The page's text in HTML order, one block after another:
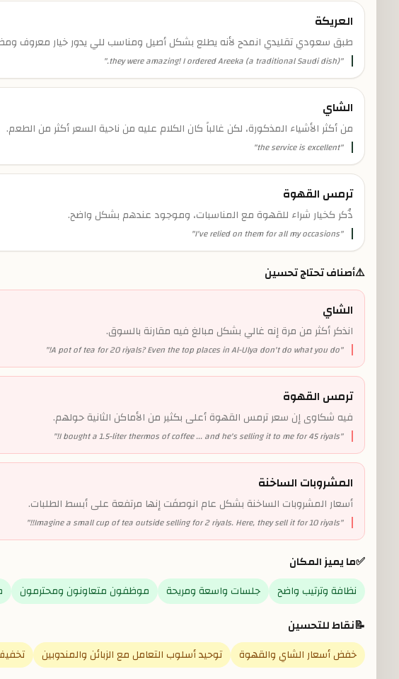
العريكة
طبق سعودي تقليدي انمدح لأنه يطلع بشكل أصيل ومناسب للي يدور خيار معروف
"
they were amazing! I ordered Areeka (a traditional Saudi dish).
"
الشاي
من أكثر الأشياء المذكورة، لكن غالباً كان الكلام عليه من ناحية السعر أكثر من الطعم.
"
the service is excellent
"
ترمس القهوة
ذُكر كخيار شراء للقهوة مع المناسبات، وموجود عندهم بشكل واضح.
"
I've relied on them for all my occasions
"
⚠️أصناف تحتاج تحسين
الشاي
انذكر أكثر من مرة إنه غالي بشكل مبالغ فيه مقارنة بالسوق.
"
A pot of tea for 20 riyals? Even the top places in Al-Ulya don't do what you do!
"
ترمس القهوة
فيه شكاوى إن سعر ترمس القهوة أعلى بكثير من الأماكن الثانية حولهم.
"
I bought a 1.5-liter thermos of coffee ... and he's selling it to me for 45 riyals!
"
المشروبات الساخنة
أسعار المشروبات الساخنة بشكل عام انوصفَت إنها مرتفعة على أبسط الطلبات.
"
Imagine a small cup of tea outside selling for 2 riyals. Here, they sell it for 10 riyals!!
"
✅ما يميز المكان
نظافة وترتيب واضح جلسات واسعة ومريحة موظفون متعاونون ومحترمون
📝نقاط للتحسين
خفض أسعار الشاي والقهوة توحيد أسلوب التعامل مع الزبائن والمندوبين